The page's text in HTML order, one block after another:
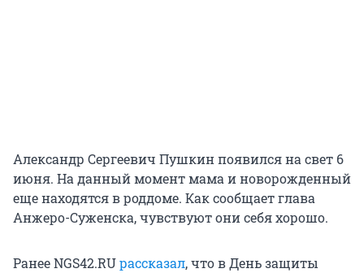
Александр Сергеевич Пушкин появился на свет 6
июня. На данный момент мама и новорожденный
еще находятся в роддоме. Как сообщает глава
Анжеро-Суженска, чувствуют они себя хорошо.
Ранее NGS42.RUрассказал, что в День защиты